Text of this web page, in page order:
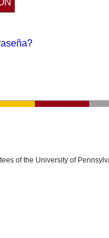
of the University of